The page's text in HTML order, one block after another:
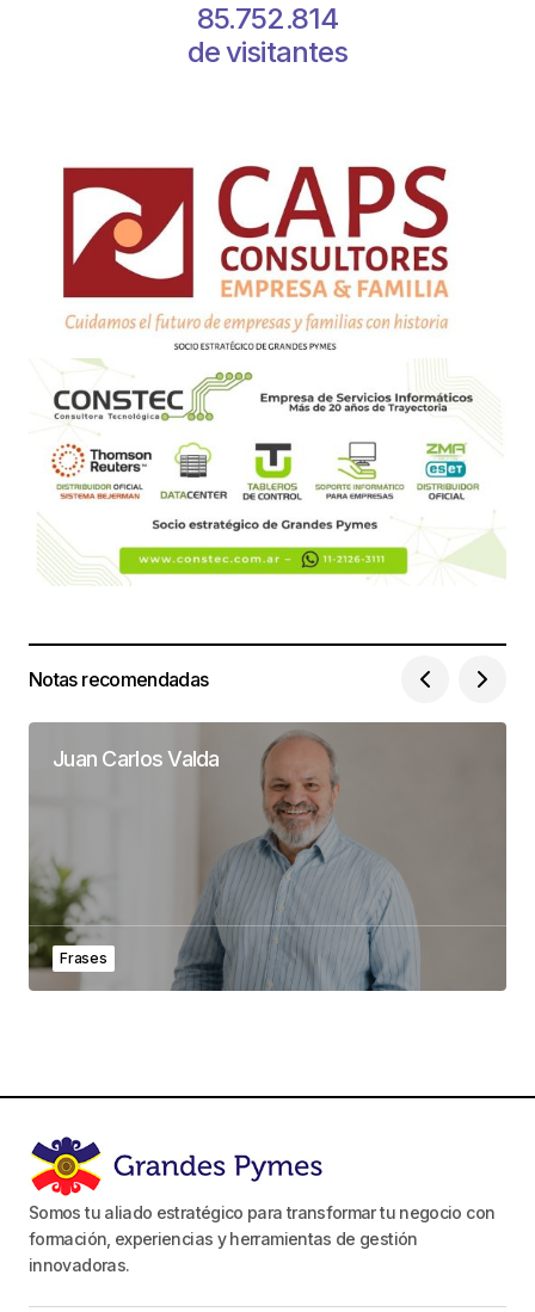
85.752.814
de visitantes
Notas recomendadas
Juan Carlos Valda
Frases
Somos tu aliado estratégico para transformar tu negocio con
formación, experiencias y herramientas de gestión
innovadoras.